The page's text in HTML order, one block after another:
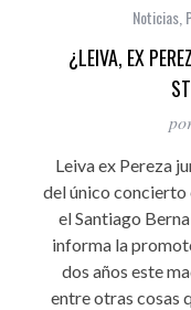
Noticias,
¿LEIVA, EX
Leiva ex Pereza
del único concierto
el Santiago
informa la
dos años este
entre otras cosas